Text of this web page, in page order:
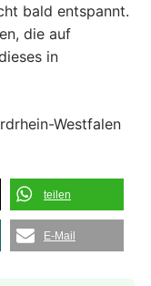
bald entspannt.
die auf
in
Westfalen
teilen
E-Mail